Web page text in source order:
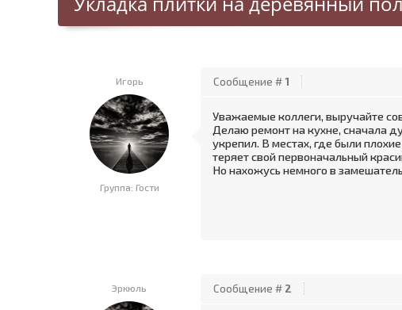
Игорь
Группа: Гости
Сообщение #1
Уважаемые коллеги, выручайте
Делаю ремонт на кухне, сначала
укрепил. В местах, где были
теряет свой первоначальный
Но нахожусь немного в
Эркюль Сообщение # 2